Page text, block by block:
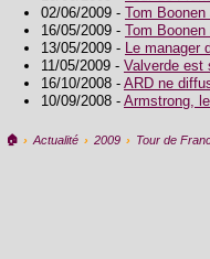
02/06/2009 - Tom
16/05/2009 - Tom
13/05/2009 - Le manager
11/05/2009 - Valverde est
16/10/2008 - ARD ne
10/09/2008 - Armstrong,
🏠︎ › Actualité › 2009 › Tour de